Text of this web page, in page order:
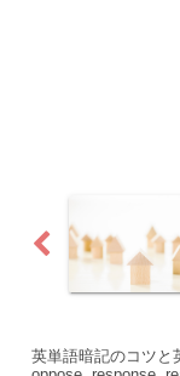
英単語暗記のコツと